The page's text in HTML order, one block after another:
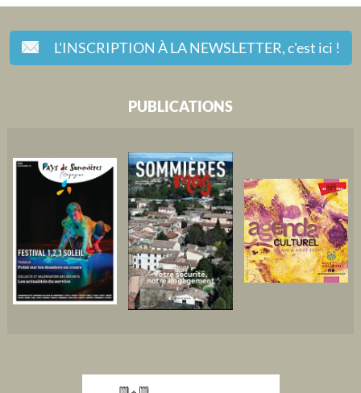
L'INSCRIPTION À LA NEWSLETTER,c'est ici !
PUBLICATIONS